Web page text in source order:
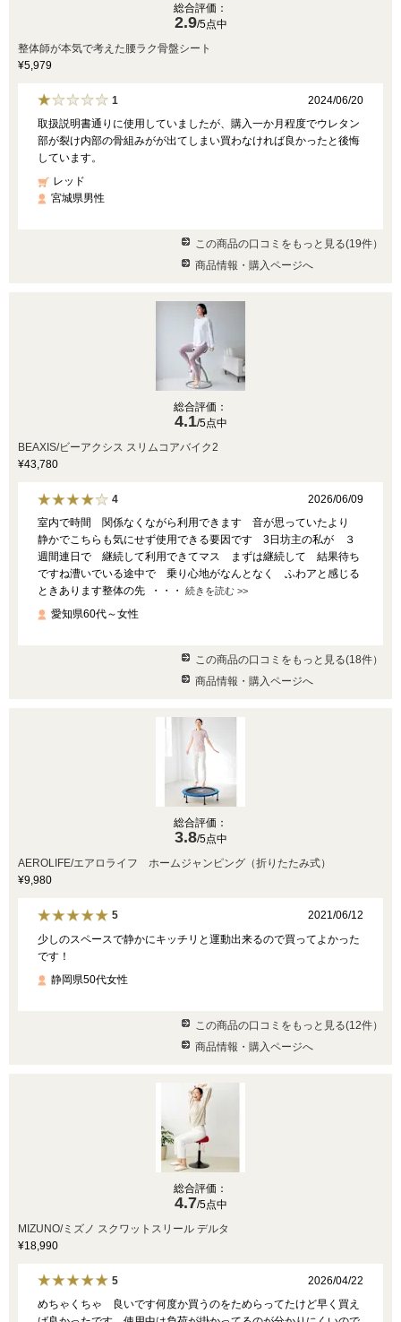
総合評価：
2.9/5点中
整体師が本気で考えた腰ラク骨盤シート
¥5,979
1
2024/06/20
取扱説明書通りに使用していましたが、購入一か月程度でウレタン
部が裂け内部の骨組みがが出てしまい買わなければ良かったと後悔
しています。
レッド
宮城県男性
この商品の口コミをもっと見る(19件）
商品情報・購入ページへ
総合評価：
4.1/5点中
BEAXIS/ビーアクシス スリムコアバイク2
¥43,780
4
2026/06/09
室内で時間 関係なくながら利用できます 音が思っていたより
静かでこちらも気にせず使用できる要因です 3日坊主の私が ３
週間連日で 継続して利用できてマス まずは継続して 結果待ち
ですね漕いでいる途中で 乗り心地がなんとなく ふわアと感じる
ときあります整体の先 ・・・
続きを読む >>
愛知県60代～女性
この商品の口コミをもっと見る(18件）
商品情報・購入ページへ
総合評価：
3.8/5点中
AEROLIFE/エアロライフ ホームジャンピング（折りたたみ式）
¥9,980
5
2021/06/12
少しのスペースで静かにキッチリと運動出来るので買ってよかった
です！
静岡県50代女性
この商品の口コミをもっと見る(12件）
商品情報・購入ページへ
総合評価：
4.7/5点中
MIZUNO/ミズノ スクワットスリール デルタ
¥18,990
5
2026/04/22
めちゃくちゃ 良いです何度か買うのをためらってたけど早く買え